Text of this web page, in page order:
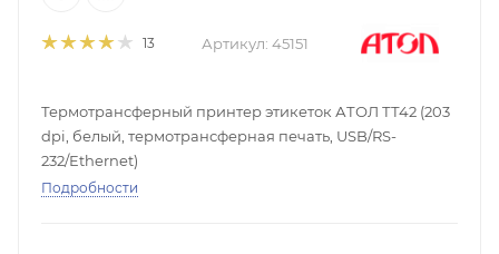
13 Артикул: 45151
Термотрансферный принтер этикеток АТОЛ ТТ42 (203
dpi, белый, термотрансферная печать, USB/RS-
232/Ethernet)
Подробности